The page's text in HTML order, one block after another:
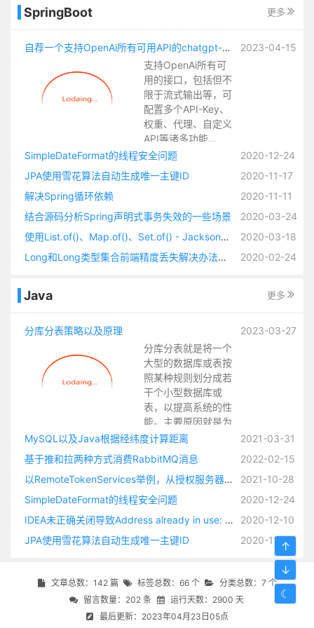
SpringBoot 更多
自荐一个支持OpenAi所有可用API的chatgpt-spring-boot-starter
支持OpenAi所有可
用的接口，包括但不
限于流式输出等，可
配置多个API-Key、
权重、代理、自定义
API等诸多功能...
2023-04-15
SimpleDateFormat的线程安全问题
2020-12-24
JPA使用雪花算法自动生成唯一主键ID
2020-11-17
解决Spring循环依赖
2020-11-11
结合源码分析Spring声明式事务失效的一些场景
2020-03-24
使用List.of()、Map.of()、Set.of() - Jackson无法反序列化Redis缓存（缓存有类型标识的时候）
2020-03-18
Long和Long类型集合前端精度丢失解决办法锦集以及自定义JSON序列化方法
2020-02-24
Java 更多
分库分表策略以及原理
分库分表就是将一个
大型的数据库或表按
照某种规则划分成若
干个小型数据库或
表，以提高系统的性
能。主要原因就是为
了应对数据量增大和
况，因为当数据量和
访问量增大时，单个
数据库或表可能顶不
库分表，将压力分散
到多个节点上。
2023-03-27
MySQL以及Java根据经纬度计算距离
2021-03-31
基于推和拉两种方式消费RabbitMQ消息
2022-02-15
以RemoteTokenServices举例，从授权服务器获取OAuth2访问令牌，并将身份验证对象加载到 SecurityContext整个过程源码解析
2021-10-28
SimpleDateFormat的线程安全问题
2020-12-24
IDEA未正确关闭导致Address already in use: bind
2020-12-10
JPA使用雪花算法自动生成唯一主键ID
2020-11-17
文章总数：142 篇 标签总数：66 个
分类总数：7 个
留言数量：202 条
运行天数：2900 天
最后更新：2023年04月23日05点
↑
↓
☾